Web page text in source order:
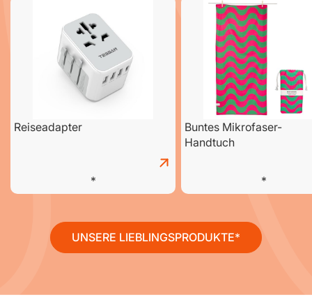
Reiseadapter
Buntes Mikrofaser-
Handtuch
UNSERE LIEBLINGSPRODUKTE